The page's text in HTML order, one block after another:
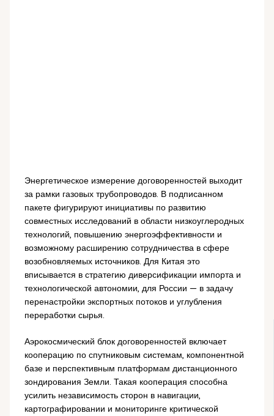
Энергетическое измерение договоренностей выходит
за рамки газовых трубопроводов. В подписанном
пакете фигурируют инициативы по развитию
совместных исследований в области низкоуглеродных
технологий, повышению энергоэффективности и
возможному расширению сотрудничества в сфере
возобновляемых источников. Для Китая это
вписывается в стратегию диверсификации импорта и
технологической автономии, для России — в задачу
перенастройки экспортных потоков и углубления
переработки сырья.
Аэрокосмический блок договоренностей включает
кооперацию по спутниковым системам, компонентной
базе и перспективным платформам дистанционного
зондирования Земли. Такая кооперация способна
усилить независимость сторон в навигации,
картографировании и мониторинге критической